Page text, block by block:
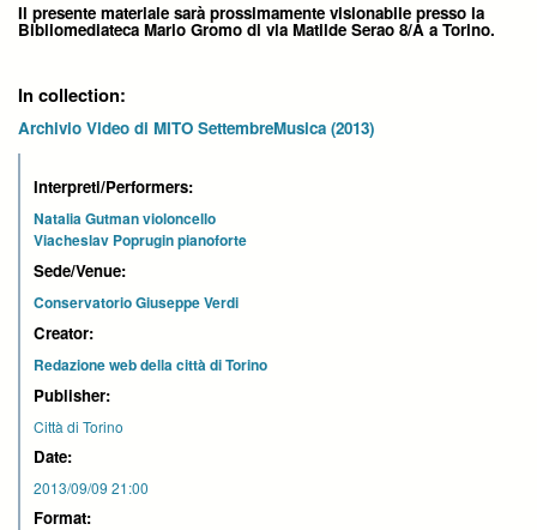
Il presente materiale sarà prossimamente visionabile presso la
Bibliomediateca Mario Gromo di via Matilde Serao 8/A a Torino.
In collection:
Archivio Video di MITO SettembreMusica (2013)
Interpreti/Performers:
Natalia Gutman violoncello
Viacheslav Poprugin pianoforte
Sede/Venue:
Conservatorio Giuseppe Verdi
Creator:
Redazione web della città di Torino
Publisher:
Città di Torino
Date:
2013/09/09 21:00
Format: